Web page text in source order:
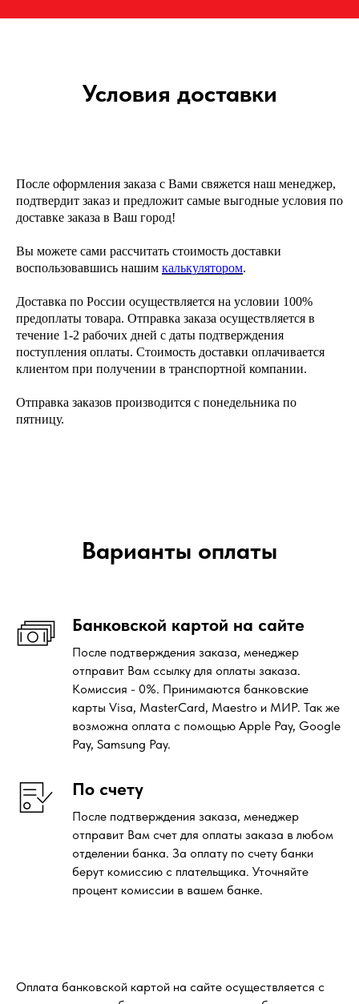
Условия доставки
После оформления заказа с Вами свяжется наш менеджер,
подтвердит заказ и предложит самые выгодные условия по
доставке заказа в Ваш город!
Вы можете сами рассчитать стоимость доставки
воспользовавшись нашим калькулятором.
Доставка по России осуществляется на условии 100%
предоплаты товара. Отправка заказа осуществляется в
течение 1-2 рабочих дней с даты подтверждения
поступления оплаты. Стоимость доставки оплачивается
клиентом при получении в транспортной компании.
Отправка заказов производится с понедельника по
пятницу.
Варианты оплаты
Банковской картой на сайте
После подтверждения заказа, менеджер
отправит Вам ссылку для оплаты заказа.
Комиссия - 0%. Принимаются банковские
карты Visa, MasterCard, Maestro и МИР. Так же
возможна оплата с помощью Apple Pay, Google
Pay, Samsung Pay.
По счету
После подтверждения заказа, менеджер
отправит Вам счет для оплаты заказа в любом
отделении банка. За оплату по счету банки
берут комиссию с плательщика. Уточняйте
процент комиссии в вашем банке.
Оплата банковской картой на сайте осуществляется с